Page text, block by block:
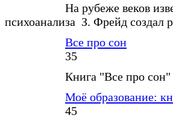
На рубеже веков
психоанализа З. Фрейд создал
Все про сон
35
Книга "Все про сон"
Моё образование:
45